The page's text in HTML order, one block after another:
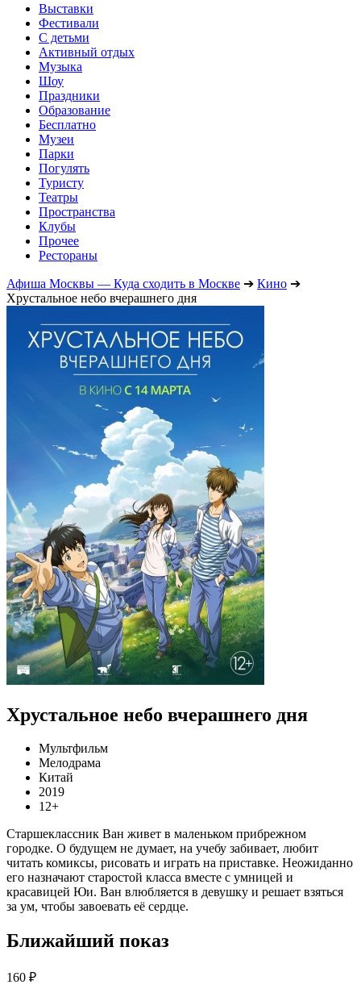
Выставки
Фестивали
С детьми
Активный отдых
Музыка
Шоу
Праздники
Образование
Бесплатно
Музеи
Парки
Погулять
Туристу
Театры
Пространства
Клубы
Прочее
Рестораны
Афиша Москвы — Куда сходить в Москве ➔ Кино ➔
Хрустальное небо вчерашнего дня
Хрустальное небо вчерашнего дня
Мультфильм
Мелодрама
Китай
2019
12+
Старшеклассник Ван живет в маленьком прибрежном
городке. О будущем не думает, на учебу забивает, любит
читать комиксы, рисовать и играть на приставке. Неожиданно
его назначают старостой класса вместе с умницей и
красавицей Юи. Ван влюбляется в девушку и решает взяться
за ум, чтобы завоевать её сердце.
Ближайший показ
160 ₽